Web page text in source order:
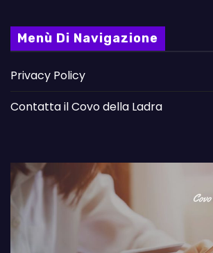
Menù Di Navigazione
Privacy Policy
Contatta il Covo della Ladra